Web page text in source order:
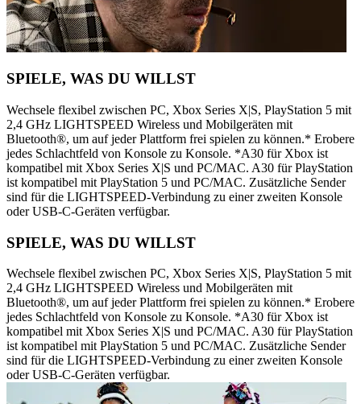
SPIELE, WAS DU WILLST
Wechsele flexibel zwischen PC, Xbox Series X|S, PlayStation 5 mit
2,4 GHz LIGHTSPEED Wireless und Mobilgeräten mit
Bluetooth®, um auf jeder Plattform frei spielen zu können.* Erobere
jedes Schlachtfeld von Konsole zu Konsole. *A30 für Xbox ist
kompatibel mit Xbox Series X|S und PC/MAC. A30 für PlayStation
ist kompatibel mit PlayStation 5 und PC/MAC. Zusätzliche Sender
sind für die LIGHTSPEED-Verbindung zu einer zweiten Konsole
oder USB-C-Geräten verfügbar.
SPIELE, WAS DU WILLST
Wechsele flexibel zwischen PC, Xbox Series X|S, PlayStation 5 mit
2,4 GHz LIGHTSPEED Wireless und Mobilgeräten mit
Bluetooth®, um auf jeder Plattform frei spielen zu können.* Erobere
jedes Schlachtfeld von Konsole zu Konsole. *A30 für Xbox ist
kompatibel mit Xbox Series X|S und PC/MAC. A30 für PlayStation
ist kompatibel mit PlayStation 5 und PC/MAC. Zusätzliche Sender
sind für die LIGHTSPEED-Verbindung zu einer zweiten Konsole
oder USB-C-Geräten verfügbar.